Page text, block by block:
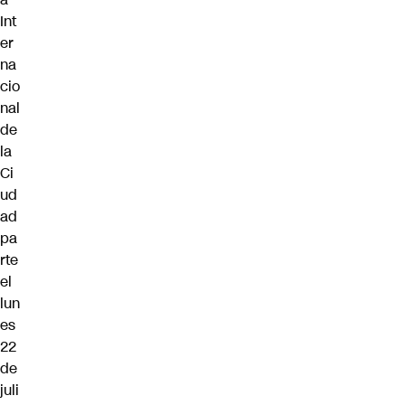
Int
er
na
cio
nal
de
la
Ci
ud
ad
pa
rte
el
lun
es
22
de
juli